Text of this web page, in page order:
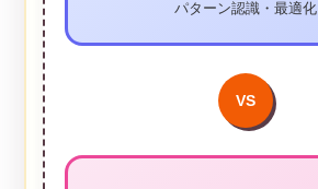
パターン認識・最適化
VS